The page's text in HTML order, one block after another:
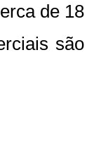
de 18
são